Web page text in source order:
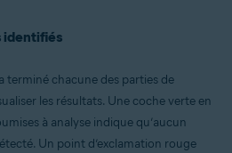
identifiés
terminé chacune des parties de
les résultats. Une coche verte en
à analyse indique qu’aucun
Un point d’exclamation rouge